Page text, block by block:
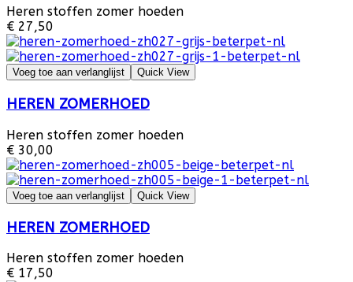
Heren stoffen zomer hoeden
€ 27,50
Voeg toe aan verlanglijst Quick View
HEREN ZOMERHOED
Heren stoffen zomer hoeden
€ 30,00
Voeg toe aan verlanglijst Quick View
HEREN ZOMERHOED
Heren stoffen zomer hoeden
€ 17,50